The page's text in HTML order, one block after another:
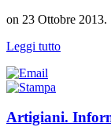
on 23 Ottobre 2013.
Leggi tutto
Artigiani.